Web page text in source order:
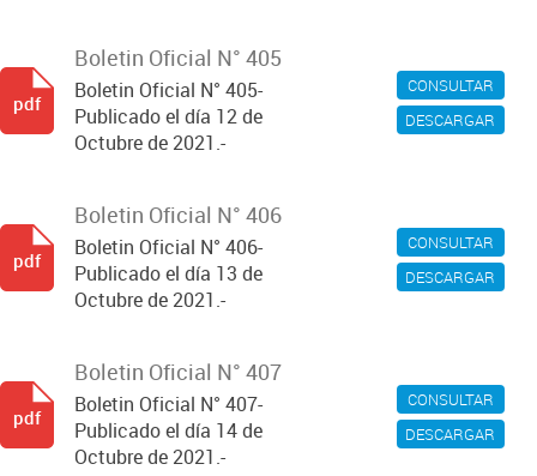
CONSULTAR
DESCARGAR
Boletin Oficial N° 405
Boletin Oficial N° 405-
Publicado el día 12 de
Octubre de 2021.-
pdf
CONSULTAR
DESCARGAR
Boletin Oficial N° 406
Boletin Oficial N° 406-
Publicado el día 13 de
Octubre de 2021.-
pdf
CONSULTAR
DESCARGAR
Boletin Oficial N° 407
Boletin Oficial N° 407-
Publicado el día 14 de
Octubre de 2021.-
pdf